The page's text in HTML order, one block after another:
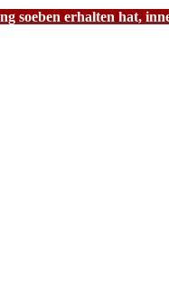
soeben erhalten hat,